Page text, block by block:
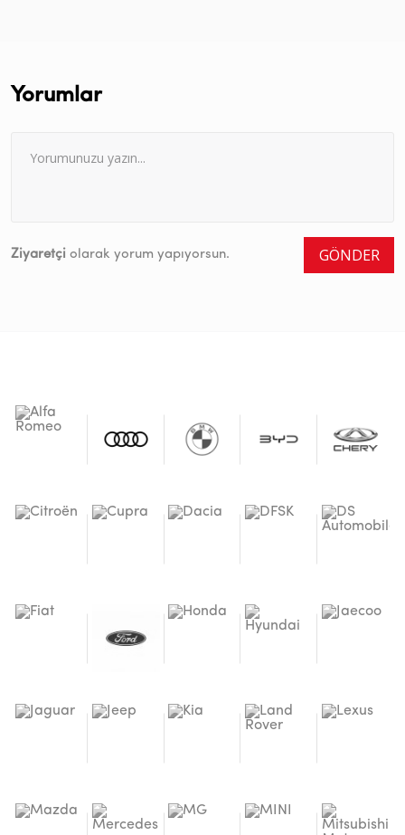
Yorumlar
Ziyaretçi olarak yorum yapıyorsun. GÖNDER